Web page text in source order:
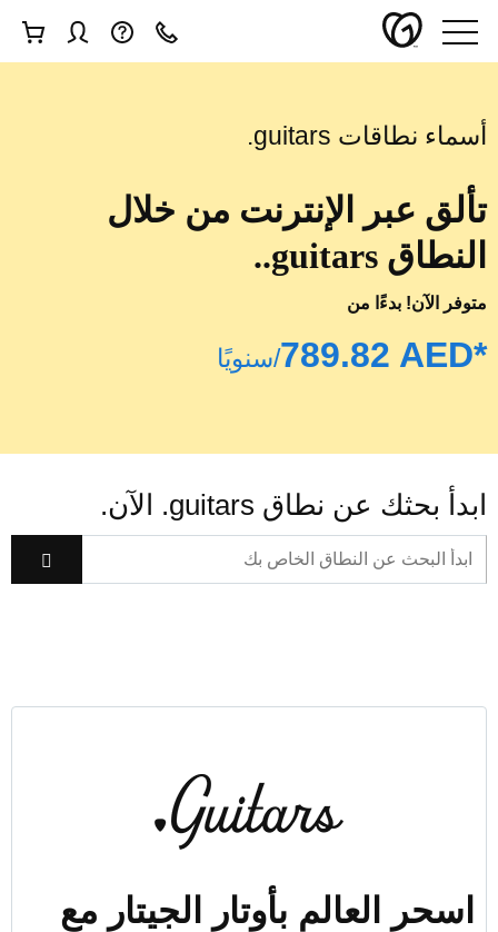
أسماء نطاقات ‎.guitars
تألق عبر الإنترنت من خلال
النطاق ‎.guitars.
متوفر الآن! بدءًا من
/سنويًا
ابدأ بحثك عن نطاق ‎.guitars الآن.
اسحر العالم بأوتار الجيتار مع